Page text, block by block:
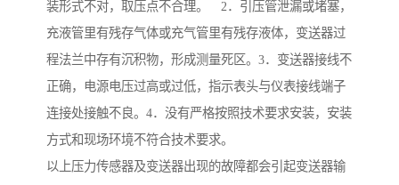
装形式不对，取压点不合理。 2．引压管泄漏或堵塞，
充液管里有残存气体或充气管里有残存液体，变送器过
程法兰中存有沉积物，形成测量死区。3．变送器接线不
正确，电源电压过高或过低，指示表头与仪表接线端子
连接处接触不良。4．没有严格按照技术要求安装，安装
方式和现场环境不符合技术要求。
以上压力传感器及变送器出现的故障都会引起变送器输